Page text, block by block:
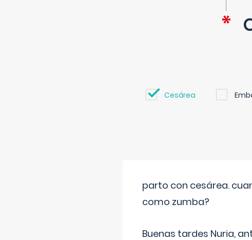
Cesárea
parto con cesárea.
como zumba?
Buenas tardes Nuria,